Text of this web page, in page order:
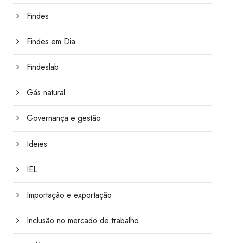
Findes
Findes em Dia
Findeslab
Gás natural
Governança e gestão
Ideies
IEL
Importação e exportação
Inclusão no mercado de trabalho